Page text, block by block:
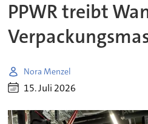
PPWR treibt
Nora Menzel
15. Juli 2026